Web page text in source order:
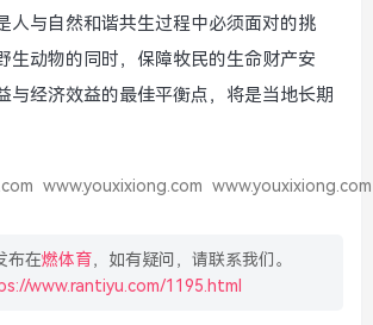
人与自然和谐共生过程中必须面对的挑
生动物的同时，保障牧民的生命财产安
与经济效益的最佳平衡点，将是当地长期
www.youxixiong.com www.youxixiong.com
布在燃体育，如有疑问，请联系我们。
www.rantiyu.com/1195.html